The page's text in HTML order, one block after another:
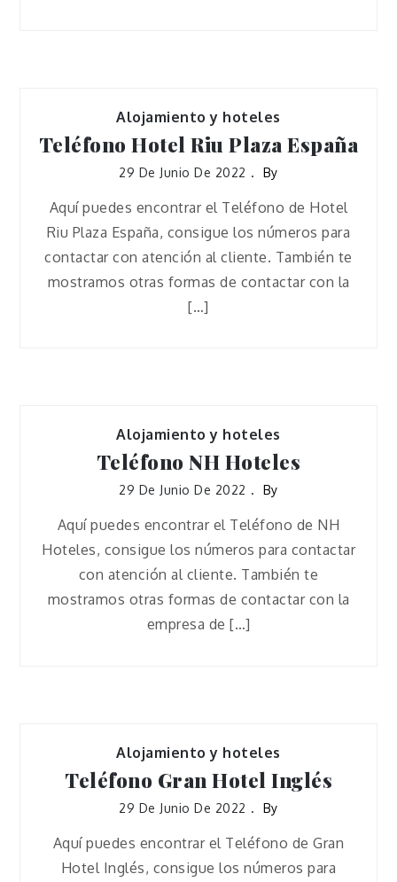
Alojamiento y hoteles
Teléfono Hotel Riu Plaza España
29 De Junio De 2022 By
Aquí puedes encontrar el Teléfono de Hotel
Riu Plaza España, consigue los números para
contactar con atención al cliente. También te
mostramos otras formas de contactar con la
[…]
Alojamiento y hoteles
Teléfono NH Hoteles
29 De Junio De 2022 By
Aquí puedes encontrar el Teléfono de NH
Hoteles, consigue los números para contactar
con atención al cliente. También te
mostramos otras formas de contactar con la
empresa de […]
Alojamiento y hoteles
Teléfono Gran Hotel Inglés
29 De Junio De 2022 By
Aquí puedes encontrar el Teléfono de Gran
Hotel Inglés, consigue los números para